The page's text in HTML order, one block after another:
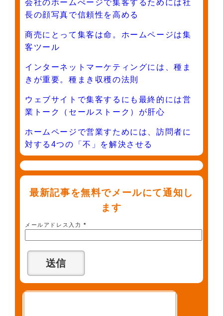
会社のホームぺージで集客するためには社
長の顔写真で信頼性を高める
商売にとって集客は命。ホームページは集
客ツール
インターネットマーケティングには、種ま
きが重要。種まき収穫の法則
ウェブサイトで集客するにも最終的には営
業トーク（セールストーク）が肝心
ホームページで営業すためには、訪問者に
対する4つの「不」を解決させる
最新記事を無料でメールにて通知し
ます
メールアドレス入力 *